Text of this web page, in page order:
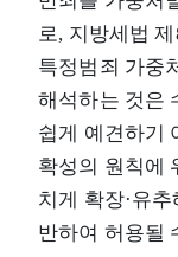
로, 지방세법
특정범죄 가중
해석하는 것은
쉽게 예견하기
확성의 원칙에
치게 확장·유
반하여 허용될